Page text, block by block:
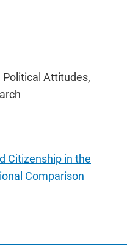
Political Attitudes,
Citizenship in the
Comparison